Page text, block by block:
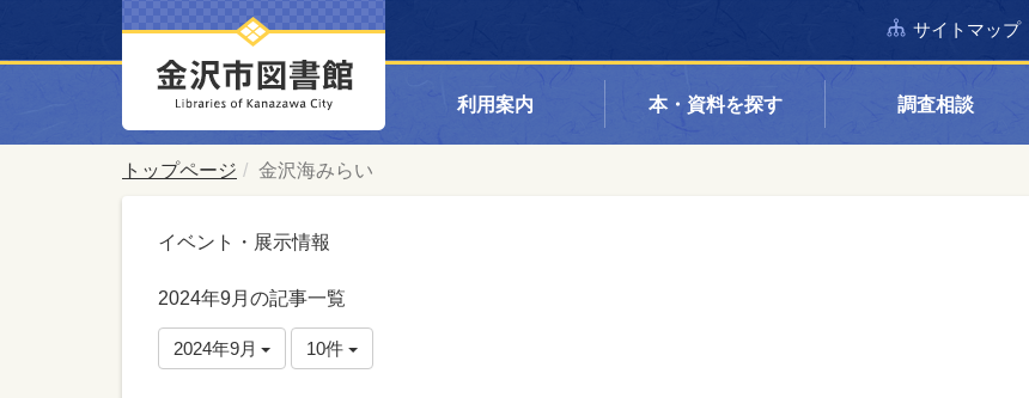
サイトマップ
利用案内 本・資料を探す 調査相談
トップページ 金沢海みらい
イベント・展示情報
2024年9月の記事一覧
2024年9月 10件